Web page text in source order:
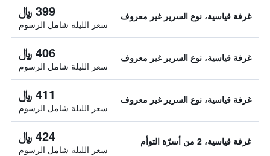
غرفة قياسية، نوع السرير غير معروف 399 ﷼
سعر الليلة شامل الرسوم
غرفة قياسية، نوع السرير غير معروف 406 ﷼
سعر الليلة شامل الرسوم
غرفة قياسية، نوع السرير غير معروف 411 ﷼
سعر الليلة شامل الرسوم
غرفة قياسية، 2 من أسرّة التوأم 424 ﷼
سعر الليلة شامل الرسوم